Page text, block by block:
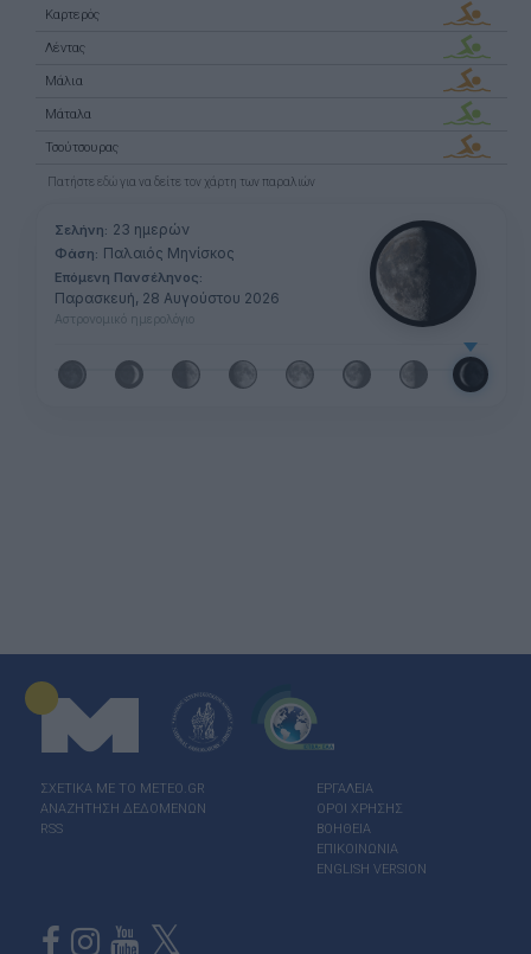
Καρτερός
Λέντας
Μάλια
Μάταλα
Τσούτσουρας
Πατήστε εδώγια να δείτε τον χάρτη των παραλιών
Σελήνη: 23 ημερών
Φάση: Παλαιός Μηνίσκος
Επόμενη Πανσέληνος:
Παρασκευή, 28 Αυγούστου 2026
Αστρονομικό ημερολόγιο
ΣΧΕΤΙΚΑ ΜΕ ΤΟ ΜΕΤΕΟ.GR
ΑΝΑΖΗΤΗΣΗ ΔΕΔΟΜΕΝΩΝ
RSS
ΕΡΓΑΛΕΙΑ
ΟΡΟΙ ΧΡΗΣΗΣ
ΒΟΗΘΕΙΑ
ΕΠΙΚΟΙΝΩΝΙΑ
ENGLISH VERSION